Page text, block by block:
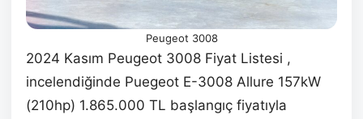
Peugeot 3008
2024 Kasım Peugeot 3008 Fiyat Listesi ,
incelendiğinde Puegeot E-3008 Allure 157kW
(210hp) 1.865.000 TL başlangıç fiyatıyla